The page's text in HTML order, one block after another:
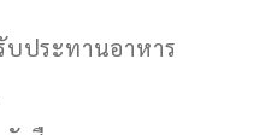
บประทานอาหาร